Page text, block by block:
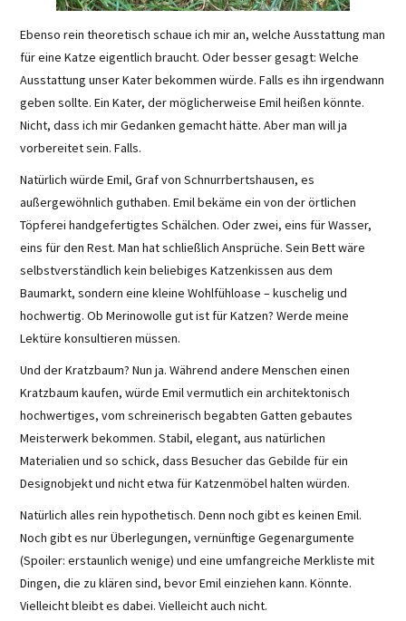
Ebenso rein theoretisch schaue ich mir an, welche Ausstattung man
für eine Katze eigentlich braucht. Oder besser gesagt: Welche
Ausstattung unser Kater bekommen würde. Falls es ihn irgendwann
geben sollte. Ein Kater, der möglicherweise Emil heißen könnte.
Nicht, dass ich mir Gedanken gemacht hätte. Aber man will ja
vorbereitet sein. Falls.
Natürlich würde Emil, Graf von Schnurrbertshausen, es
außergewöhnlich guthaben. Emil bekäme ein von der örtlichen
Töpferei handgefertigtes Schälchen. Oder zwei, eins für Wasser,
eins für den Rest. Man hat schließlich Ansprüche. Sein Bett wäre
selbstverständlich kein beliebiges Katzenkissen aus dem
Baumarkt, sondern eine kleine Wohlfühloase – kuschelig und
hochwertig. Ob Merinowolle gut ist für Katzen? Werde meine
Lektüre konsultieren müssen.
Und der Kratzbaum? Nun ja. Während andere Menschen einen
Kratzbaum kaufen, würde Emil vermutlich ein architektonisch
hochwertiges, vom schreinerisch begabten Gatten gebautes
Meisterwerk bekommen. Stabil, elegant, aus natürlichen
Materialien und so schick, dass Besucher das Gebilde für ein
Designobjekt und nicht etwa für Katzenmöbel halten würden.
Natürlich alles rein hypothetisch. Denn noch gibt es keinen Emil.
Noch gibt es nur Überlegungen, vernünftige Gegenargumente
(Spoiler: erstaunlich wenige) und eine umfangreiche Merkliste mit
Dingen, die zu klären sind, bevor Emil einziehen kann. Könnte.
Vielleicht bleibt es dabei. Vielleicht auch nicht.